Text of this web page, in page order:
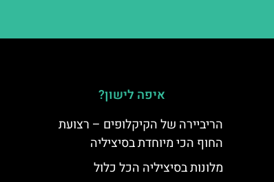
איפה לישון?
הריביירה של הקיקלופים – רצועת
החוף הכי מיוחדת בסיציליה
מלונות בסיציליה הכל כלול